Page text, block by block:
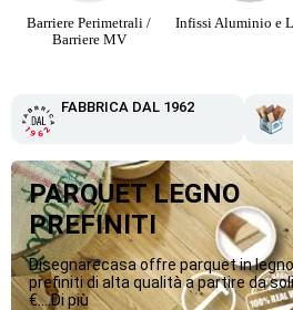
Infissi Aluminio e Legno
OFFERTE
FABBRICA DAL 1962
PARQUET LEGNO
PREFINITI
Disegnarecasa offre parquet in legno
prefiniti di alta qualità a partire da
€....Di più